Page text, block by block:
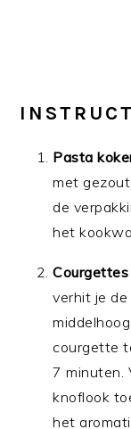
Pasta
met
de
het
verhit je
courgette
7 minuten.
knoflook
het